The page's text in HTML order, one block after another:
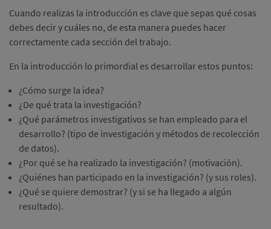
Cuando realizas la introducción es clave que sepas qué cosas
debes decir y cuáles no, de esta manera puedes hacer
correctamente cada sección del trabajo.
En la introducción lo primordial es desarrollar estos puntos:
¿Cómo surge la idea?
¿De qué trata la investigación?
¿Qué parámetros investigativos se han empleado para el
desarrollo? (tipo de investigación y métodos de recolección
de datos).
¿Por qué se ha realizado la investigación? (motivación).
¿Quiénes han participado en la investigación? (y sus roles).
¿Qué se quiere demostrar? (y si se ha llegado a algún
resultado).